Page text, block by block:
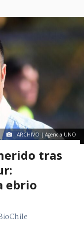
ARCHIVO | Agencia UNO
tras
ebrio